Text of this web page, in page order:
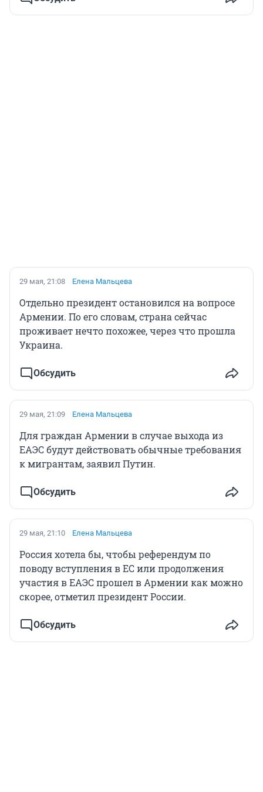
29 мая, 21:08 Елена Мальцева
Отдельно президент остановился на вопросе
Армении. По его словам, страна сейчас
проживает нечто похожее, через что прошла
Украина.
Обсудить
29 мая, 21:09 Елена Мальцева
Для граждан Армении в случае выхода из
ЕАЭС будут действовать обычные требования
к мигрантам, заявил Путин.
Обсудить
29 мая, 21:10 Елена Мальцева
Россия хотела бы, чтобы референдум по
поводу вступления в ЕС или продолжения
участия в ЕАЭС прошел в Армении как можно
скорее, отметил президент России.
Обсудить